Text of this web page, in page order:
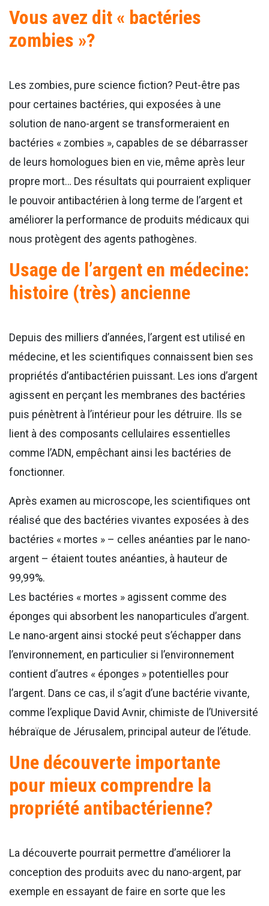
Vous avez dit « bactéries
zombies »?
Les zombies, pure science fiction? Peut-être pas
pour certaines bactéries, qui exposées à une
solution de nano-argent se transformeraient en
bactéries « zombies », capables de se débarrasser
de leurs homologues bien en vie, même après leur
propre mort… Des résultats qui pourraient expliquer
le pouvoir antibactérien à long terme de l’argent et
améliorer la performance de produits médicaux qui
nous protègent des agents pathogènes.
Usage de l’argent en médecine:
histoire (très) ancienne
Depuis des milliers d’années, l’argent est utilisé en
médecine, et les scientifiques connaissent bien ses
propriétés d’antibactérien puissant. Les ions d’argent
agissent en perçant les membranes des bactéries
puis pénètrent à l’intérieur pour les détruire. Ils se
lient à des composants cellulaires essentielles
comme l’ADN, empêchant ainsi les bactéries de
fonctionner.
Après examen au microscope, les scientifiques ont
réalisé que des bactéries vivantes exposées à des
bactéries « mortes » – celles anéanties par le nano-
argent – étaient toutes anéanties, à hauteur de
99,99%.
Les bactéries « mortes » agissent comme des
éponges qui absorbent les nanoparticules d’argent.
Le nano-argent ainsi stocké peut s’échapper dans
l’environnement, en particulier si l’environnement
contient d’autres « éponges » potentielles pour
l’argent. Dans ce cas, il s’agit d’une bactérie vivante,
comme l’explique David Avnir, chimiste de l’Université
hébraïque de Jérusalem, principal auteur de l’étude.
Une découverte importante
pour mieux comprendre la
propriété antibactérienne?
La découverte pourrait permettre d’améliorer la
conception des produits avec du nano-argent, par
exemple en essayant de faire en sorte que les